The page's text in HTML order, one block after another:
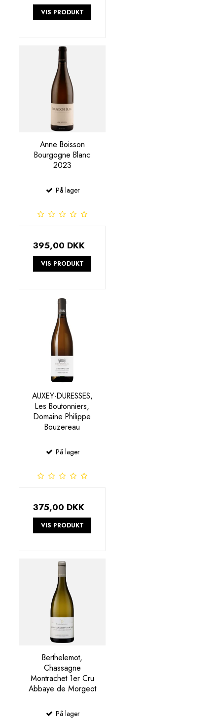
VIS PRODUKT
Anne Boisson
Bourgogne Blanc
2023
På lager
395,00 DKK
VIS PRODUKT
AUXEY-DURESSES,
Les Boutonniers,
Domaine Philippe
Bouzereau
På lager
375,00 DKK
VIS PRODUKT
Berthelemot,
Chassagne
Montrachet 1er Cru
Abbaye de Morgeot
På lager